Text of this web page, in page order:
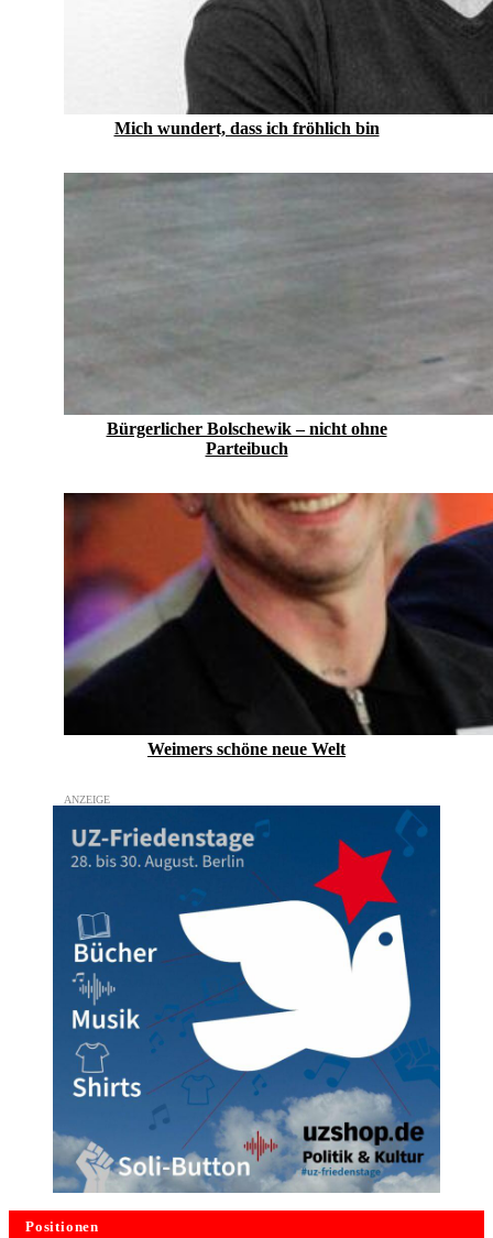
Mich wundert, dass ich fröhlich bin
Bürgerlicher Bolschewik – nicht ohne
Parteibuch
Weimers schöne neue Welt
Positionen